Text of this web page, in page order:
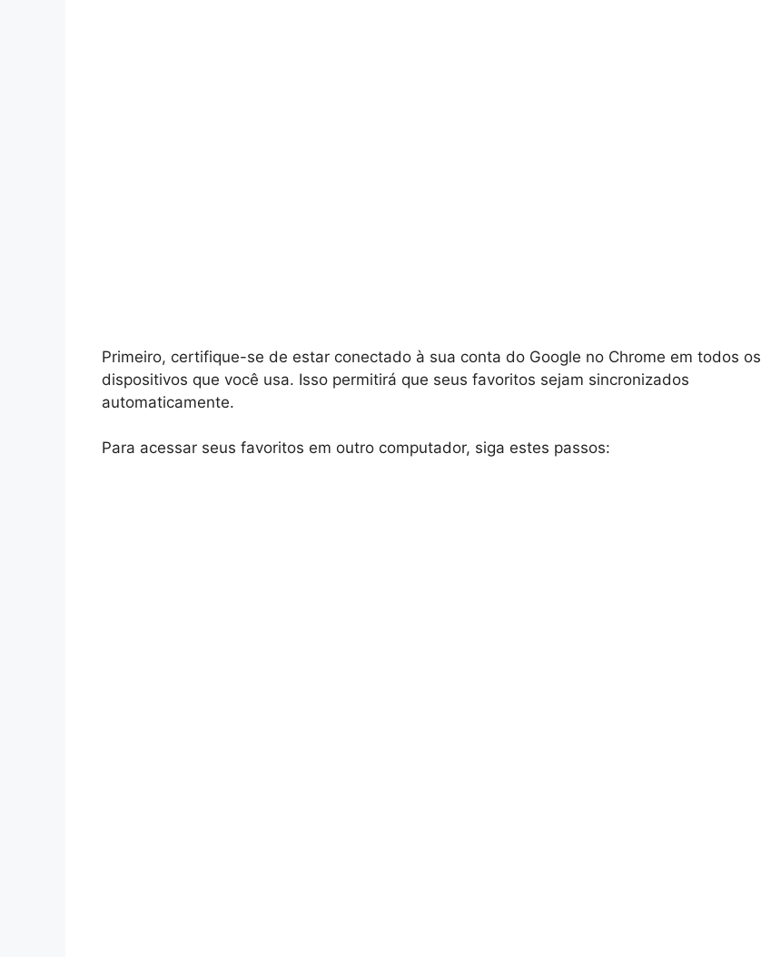
Primeiro, certifique-se de estar conectado à sua conta do Google no Chrome em todos os
dispositivos que você usa. Isso permitirá que seus favoritos sejam sincronizados
automaticamente.
Para acessar seus favoritos em outro computador, siga estes passos: